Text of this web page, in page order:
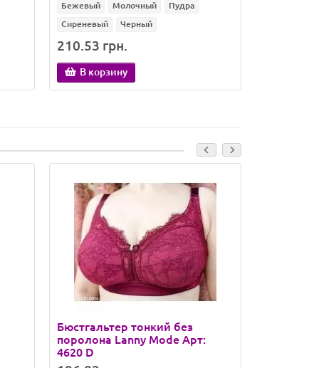
Бежевый Молочный
Пудра
Сиреневый
Черный
210.53 грн.
В корзину
Бюстгальтер тонкий без
поролона Lanny Mode Арт:
4620 D